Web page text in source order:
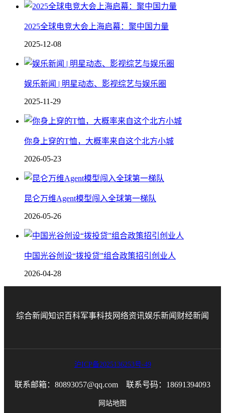
2025全球电竞大会上海启幕：聚中国力量
2025-12-08
娱乐新闻 | 明星动态、影视综艺与娱乐圈
2025-11-29
你身上穿的T恤，大概率来自这个北方小城
2026-05-23
昆仑万维Agent模型闯入全球第一梯队
2026-05-26
中国光谷创设“拨投贷”组合政策招引创业人
2026-04-28
综合新闻知识百科军事科技 网络资讯娱乐新闻 财经新闻
沪ICP备2025136253号-49
联系邮箱：80893057@qq.com 联系号码：18691394093
网站地图